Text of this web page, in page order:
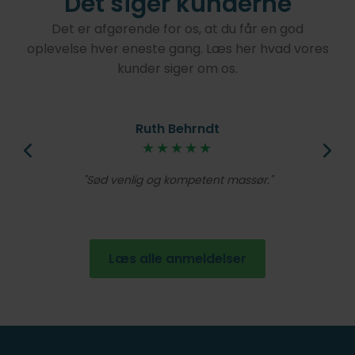
Det er afgørende for os, at du får en god
oplevelse hver eneste gang. Læs her hvad vores
kunder siger om os.
Ruth Behrndt
★★★★★
Sød venlig og kompetent massør.
Læs alle anmeldelser